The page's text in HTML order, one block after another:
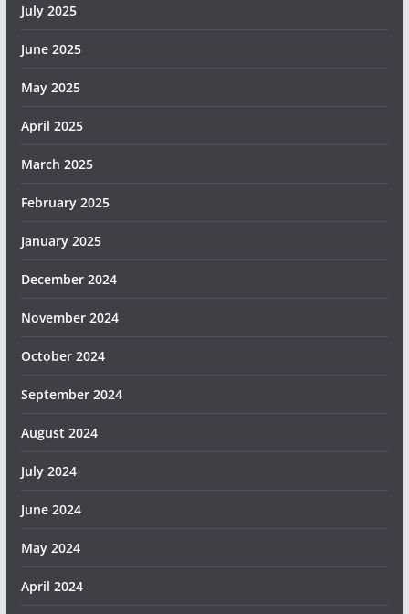
July 2025
June 2025
May 2025
April 2025
March 2025
February 2025
January 2025
December 2024
November 2024
October 2024
September 2024
August 2024
July 2024
June 2024
May 2024
April 2024